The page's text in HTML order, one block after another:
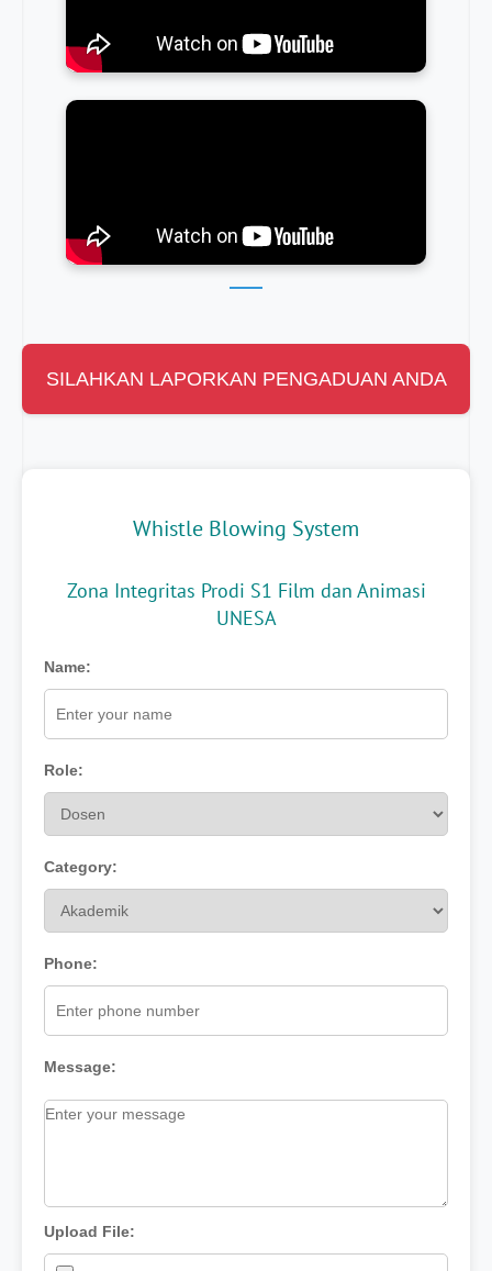
SILAHKAN LAPORKAN PENGADUAN ANDA
Whistle Blowing System
Zona Integritas Prodi S1 Film dan Animasi
UNESA
Name:
Role:
Category:
Phone:
Message:
Upload File: